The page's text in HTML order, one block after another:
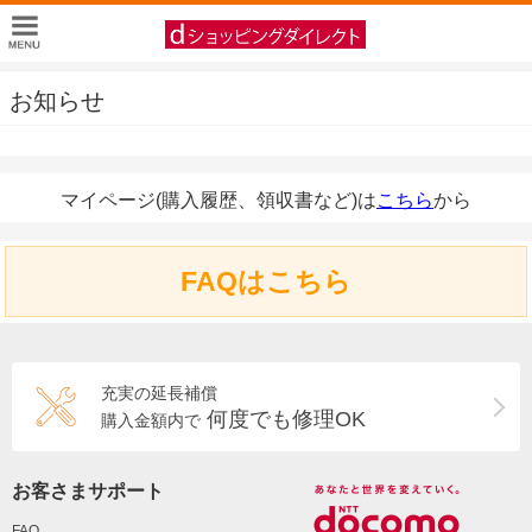
お知らせ
マイページ(購入履歴、領収書など)はこちらから
FAQはこちら
充実の延長補償
購入金額内で 何度でも修理OK
お客さまサポート